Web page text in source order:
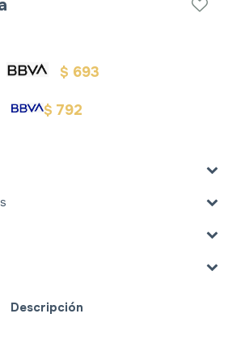
$ 693
$ 792
Descripción